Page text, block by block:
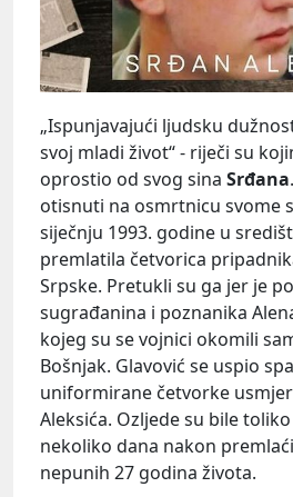
„Ispunjavajući ljudsku
svoj mladi život“ - riječi su
oprostio od svog sina Srđana
otisnuti na osmrtnicu svome
siječnju 1993. godine u
premlatila četvorica
Srpske. Pretukli su ga jer je
sugrađanina i poznanika
kojeg su se vojnici okomili
Bošnjak. Glavović se uspio
uniformirane četvorke
Aleksića. Ozljede su bile
nekoliko dana nakon
nepunih 27 godina života.